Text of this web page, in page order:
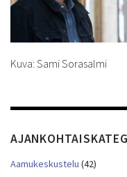
Kuva: Sami Sorasalmi
Aamukeskustelu (42)